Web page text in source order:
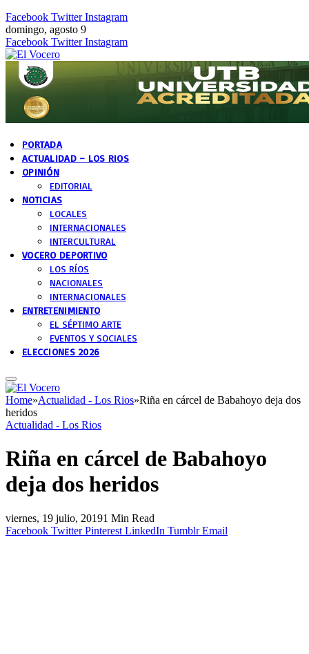
Facebook Twitter Instagram
domingo, agosto 9
Facebook Twitter Instagram
PORTADA
ACTUALIDAD – LOS RIOS
OPINIÓN
EDITORIAL
NOTICIAS
LOCALES
INTERNACIONALES
INTERCULTURAL
VOCERO DEPORTIVO
LOS RÍOS
NACIONALES
INTERNACIONALES
ENTRETENIMIENTO
EL SÉPTIMO ARTE
EVENTOS Y SOCIALES
ELECCIONES 2026
Home»Actualidad - Los Rios»Riña en cárcel de Babahoyo deja dos
heridos
Actualidad - Los Rios
Riña en cárcel de Babahoyo
deja dos heridos
viernes, 19 julio, 20191 Min Read
Facebook Twitter Pinterest LinkedIn Tumblr Email